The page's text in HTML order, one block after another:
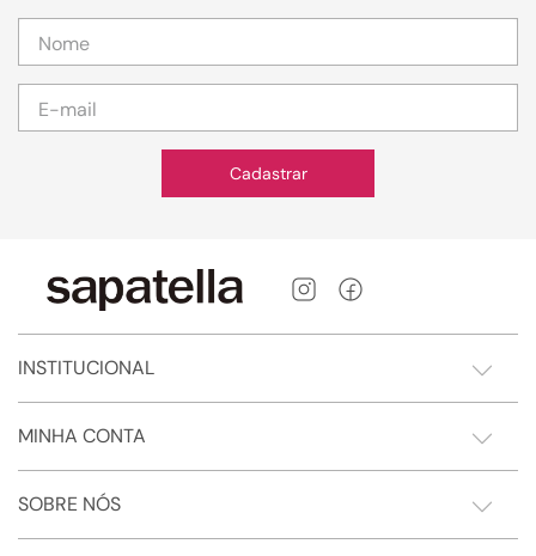
Cadastrar
INSTITUCIONAL
MINHA CONTA
SOBRE NÓS